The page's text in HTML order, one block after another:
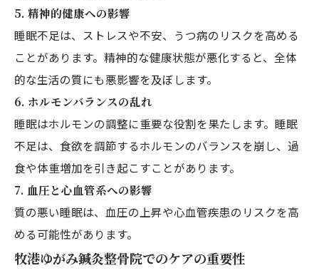
5. 精神的健康への影響
睡眠不足は、ストレスや不安、うつ病のリスクを高める
ことがあります。精神的な健康状態が悪化すると、全体
的な生活の質にも悪影響を及ぼします。
6. ホルモンバランスの乱れ
睡眠はホルモンの調整に重要な役割を果たします。睡眠
不足は、食欲を調節するホルモンのバランスを崩し、過
食や体重増加を引き起こすことがあります。
7. 血圧と心血管系への影響
質の悪い睡眠は、血圧の上昇や心血管疾患のリスクを高
める可能性があります。
牧港ゆがみ鍼灸整骨院でのケアの重要性